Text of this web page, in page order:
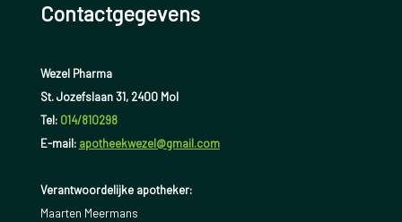
Contactgegevens
Wezel Pharma
St. Jozefslaan 31, 2400 Mol
Tel: 014/810298
E-mail: apotheekwezel@gmail.com
Verantwoordelijke apotheker:
Maarten Meermans